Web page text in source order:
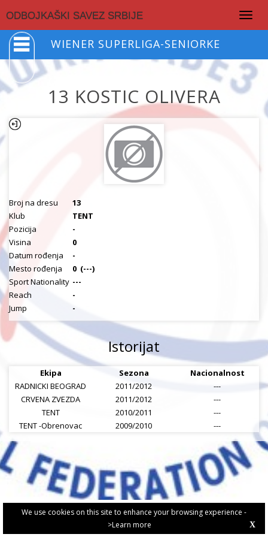
We use cookies on this site to enhance your browsing experience -
>Learn more
X
ODBOJKAŠKI SAVEZ SRBIJE
WIENER SUPERLIGA-SENIORKE
13 KOSTIC OLIVERA
Broj na dresu
13
Klub
TENT
Pozicija
-
Visina
0
Datum rođenja
-
Mesto rođenja
0 (---)
Sport Nationality ---
Reach
-
Jump
-
Istorijat
Ekipa Sezona
Nacionalnost
RADNICKI BEOGRAD
2011/2012
---
CRVENA ZVEZDA
2011/2012
---
TENT
2010/2011
---
TENT -Obrenovac
2009/2010 ---